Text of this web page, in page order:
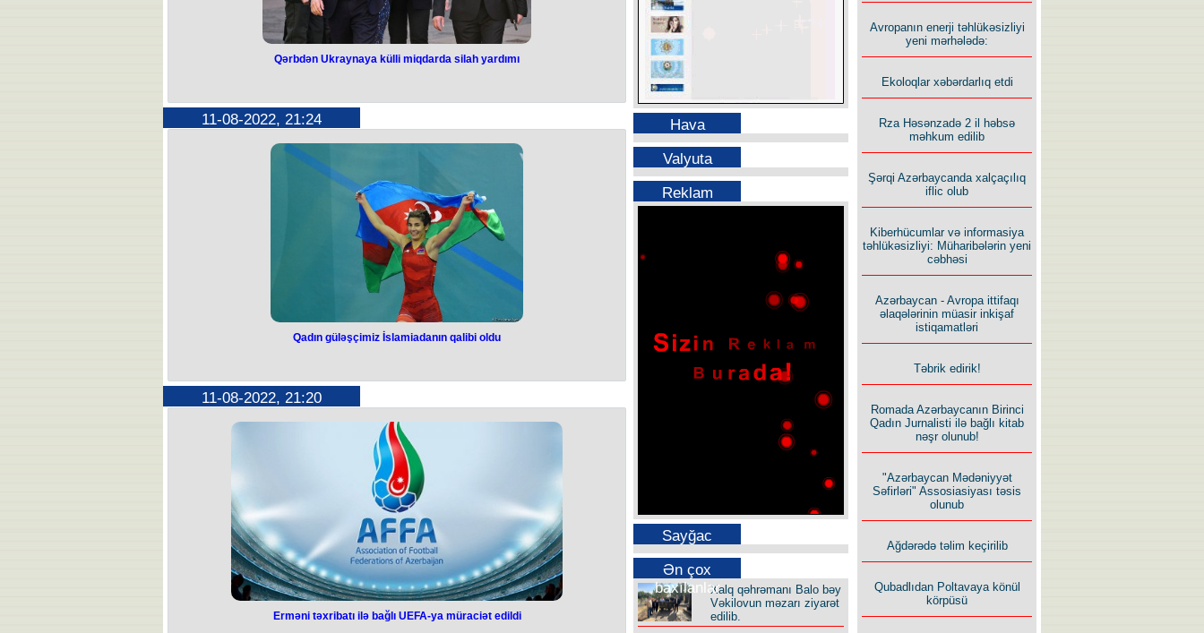
silah yardımı
Ukraynaya daha 1,5 milyard avro məbləğində hərbi yardım
göstərəcəklərini vəd ediblər. Bu barədə Danimarkanın müdafiə naziri
Morten Bydskov bildirib. Yeni hərbi yardım paketinə pul köçürmələri,
silahların tədarükü, minalardan təmizlənmə və hərbçilərin təlimi daxildir.
"Biz Ukraynaya hərbi ehtiyaclarında kömək etməyə davam edəcəyik", -
deyə Bydskov bildirib. Donor konfransında NATO ölkələri, Yaponiya,
Finlandiya, Gürcüstan və digər dövlətlər iştirak edib. Polşa, Slovakiya və
Çexiya Ukrayna üçün silah istehsalını genişləndirməyə hazır olduqlarını
bəyan ediblər. Böyük Britaniya əlavə 300 milyon avro vəd edib.
Qərbdən Ukraynaya külli miqdarda silah yardımı
11-08-2022, 21:24
qalibi oldu
sərbəst güləş üzrə qızıl medal qazanıb.
xəbər verir ki, güləşçimiz
Özbəkistan idmançısı Aktenge Keunimjayevaya 6:1 hesabı ilə qalib gəlib.
Qeyd edək ki, V İslam Həmrəyliyi Oyunları 2021-ci ildə keçirilməli olsa da,
qlobal pandemiya səbəbindən yarış bir il təxirə salınıb. Avqustun 18-dək
davam edəcək V İslam Həmrəyliyi Oyunlarında 56 ölkədən 4 mindən çox
atlet idmanın 24 növü üzrə 483 dəst medal uğrunda mübarizə aparır.
Qadın güləşçimiz İslamiadanın qalibi oldu
11-08-2022, 21:20
Erməni təxribatı ilə bağlı UEFA-ya müraciət edildi
Hava
Valyuta
Reklam
Sayğac
Ən çox
baxılanlarXalq qəhrəmanı Balo bəy
Vəkilovun məzarı ziyarət
edilib.
Avropanın enerji təhlükəsizliyi
yeni mərhələdə:
Ekoloqlar xəbərdarlıq etdi
Rza Həsənzadə 2 il həbsə
məhkum edilib
Şərqi Azərbaycanda xalçaçılıq
iflic olub
Kiberhücumlar və informasiya
təhlükəsizliyi: Müharibələrin yeni
cəbhəsi
Azərbaycan - Avropa ittifaqı
əlaqələrinin müasir inkişaf
istiqamatləri
Təbrik edirik!
Romada Azərbaycanın Birinci
Qadın Jurnalisti ilə bağlı kitab
nəşr olunub!
"Azərbaycan Mədəniyyət
Səfirləri" Assosiasiyası təsis
olunub
Ağdərədə təlim keçirilib
Qubadlıdan Poltavaya könül
körpüsü